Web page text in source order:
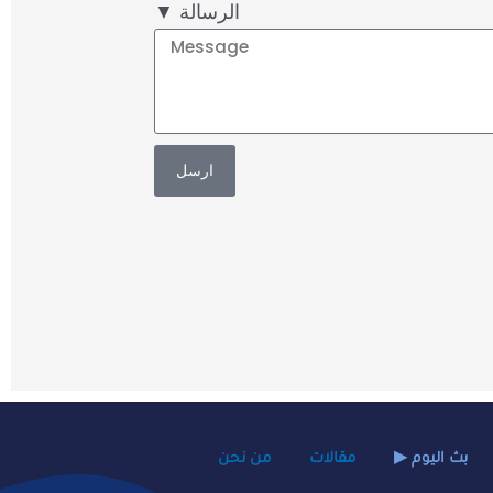
▼ الرسالة
ارسل
من نحن مقالات ▶ بث اليوم